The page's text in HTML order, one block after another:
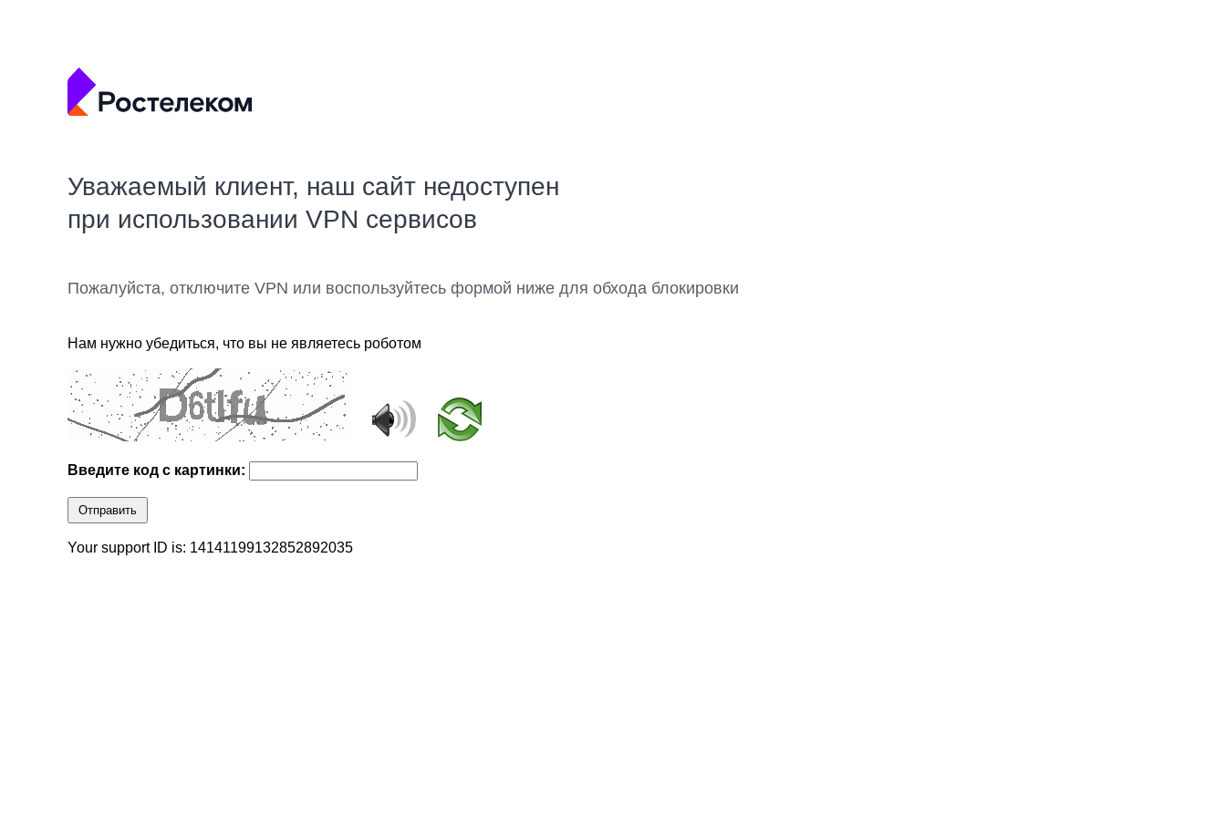
Уважаемый клиент, наш сайт недоступен
при использовании VPN сервисов
Пожалуйста, отключите VPN или воспользуйтесь формой ниже для обхода блокировки
Нам нужно убедиться, что вы не являетесь роботом
Введите код с картинки:
Отправить
Your support ID is: 14141199132852892035